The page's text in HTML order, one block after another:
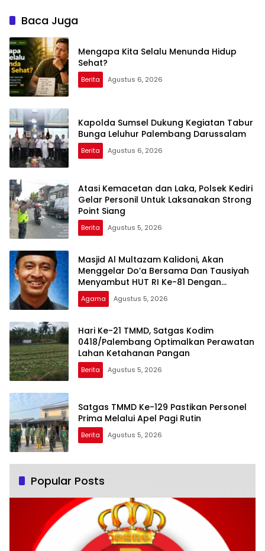
Baca Juga
Mengapa Kita Selalu Menunda Hidup
Sehat?
Berita Agustus 6, 2026
Kapolda Sumsel Dukung Kegiatan Tabur
Bunga Leluhur Palembang Darussalam
Berita Agustus 6, 2026
Atasi Kemacetan dan Laka, Polsek Kediri
Gelar Personil Untuk Laksanakan Strong
Point Siang
Berita Agustus 5, 2026
Masjid Al Multazam Kalidoni, Akan
Menggelar Do’a Bersama Dan Tausiyah
Menyambut HUT RI Ke-81 Dengan
Pembicara Ustadz Qoim Nur’aini M.Pd
Agama Agustus 5, 2026
Hari Ke-21 TMMD, Satgas Kodim
0418/Palembang Optimalkan Perawatan
Lahan Ketahanan Pangan
Berita Agustus 5, 2026
Satgas TMMD Ke-129 Pastikan Personel
Prima Melalui Apel Pagi Rutin
Berita Agustus 5, 2026
Popular Posts